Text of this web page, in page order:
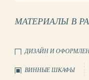
МАТЕРИАЛЫ В
ДИЗАЙН И
ВИННЫЕ ШКАФЫ